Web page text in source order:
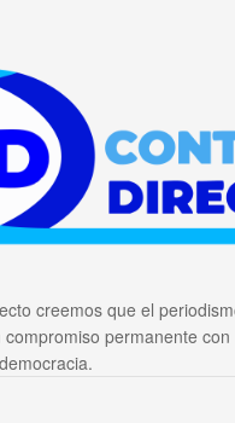
creemos que el
permanente